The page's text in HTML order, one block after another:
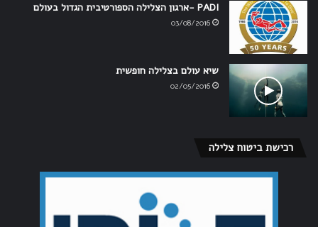
PADI -ארגון הצלילה הספורטיבית הגדול בעולם
03/08/2016
שיא עולם בצלילה חופשית
02/05/2016
רכישת ביטוח צלילה